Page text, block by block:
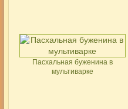
Пасхальная буженина в
мультиварке